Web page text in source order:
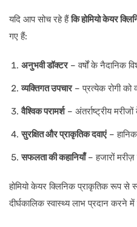
यदि आप सोच रहे हैंकि होमियो केयर
गए हैं:
अनुभवी डॉक्टर– वर्षों के नैदानिक
व्यक्तिगत उपचार– प्रत्येक रोगी को
वैश्विक परामर्श– अंतर्राष्ट्रीय
सुरक्षित और प्राकृतिक दवाएं–
सफलता की कहानियाँ– हजारों मरीज़
होमियो केयर क्लिनिक प्राकृतिक रूप से
दीर्घकालिक स्वास्थ्य लाभ प्रदान करने में